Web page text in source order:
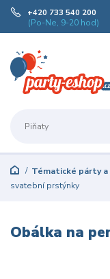
+420 733 540 200
(Po-Ne, 9-20 hod)
Tématické párty a
svatební prstýnky
Obálka na